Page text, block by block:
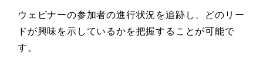
ウェビナーの参加者の進行状況を追跡し、どのリー
ドが興味を示しているかを把握することが可能で
す。